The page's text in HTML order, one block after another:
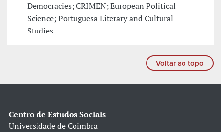
Democracies; CRIMEN; European Political
Science; Portuguesa Literary and Cultural
Studies.
Voltar ao topo
Centro de Estudos Sociais
Universidade de Coimbra